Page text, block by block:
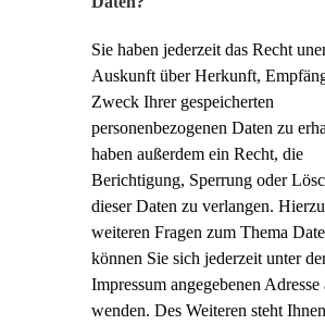
Sie haben jederzeit das Recht
Auskunft über Herkunft,
Zweck Ihrer gespeicherten
personenbezogenen Daten zu
haben außerdem ein Recht, die
Berichtigung, Sperrung oder
dieser Daten zu verlangen.
weiteren Fragen zum Thema
können Sie sich jederzeit unter
Impressum angegebenen Adresse
wenden. Des Weiteren steht